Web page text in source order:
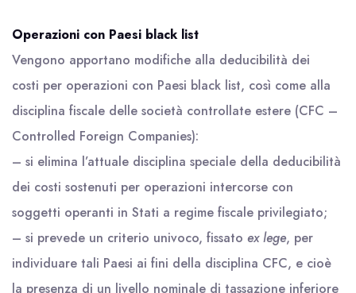
Operazioni con Paesi black list
Vengono apportano modifiche alla deducibilità dei
costi per operazioni con Paesi black list, così come alla
disciplina fiscale delle società controllate estere (CFC –
Controlled Foreign Companies):
– si elimina l’attuale disciplina speciale della deducibilità
dei costi sostenuti per operazioni intercorse con
soggetti operanti in Stati a regime fiscale privilegiato;
– si prevede un criterio univoco, fissato ex lege, per
individuare tali Paesi ai fini della disciplina CFC, e cioè
la presenza di un livello nominale di tassazione inferiore